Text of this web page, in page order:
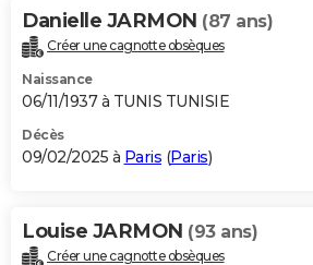
Alimentation
Guide de la santé
Maladies
Médicaments
Sommeil
VOYAGE
Destinations
City break
Voyage nature
Voyage de noces
Forum
Climat
+PHOTO
GUIDES D'ACHAT
BONS PLANS
Carte de Noël
Carte Bonne année
Carte Saint-Valentin
Carte Pâques
Carte d'anniversaire
DICTIONNAIRE
Danielle JARMON (87 ans)
Créer une cagnotte obsèques
Naissance
06/11/1937 à TUNIS TUNISIE
Décès
09/02/2025 à Paris (Paris)
Louise JARMON (93 ans)
Créer une cagnotte obsèques